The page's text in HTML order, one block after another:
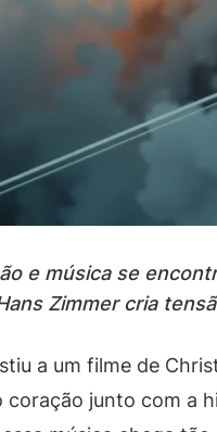
e música se
Zimmer cria
a um filme de
coração junto com a